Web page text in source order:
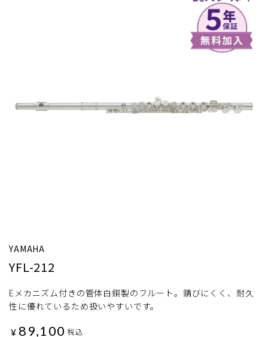
YAMAHA
YFL-212
Eメカニズム付きの管体白銅製のフルート。錆びにくく、耐久
性に優れているため扱いやすいです。
¥ 89,100 税込